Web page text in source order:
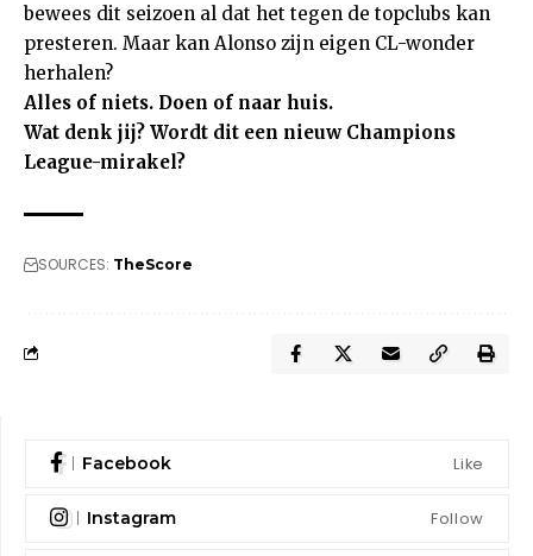
bewees dit seizoen al dat het tegen de topclubs kan
presteren. Maar kan Alonso zijn eigen CL-wonder
herhalen?
Alles of niets. Doen of naar huis.
Wat denk jij? Wordt dit een nieuw Champions
League-mirakel?
SOURCES: TheScore
Facebook Like
Instagram Follow